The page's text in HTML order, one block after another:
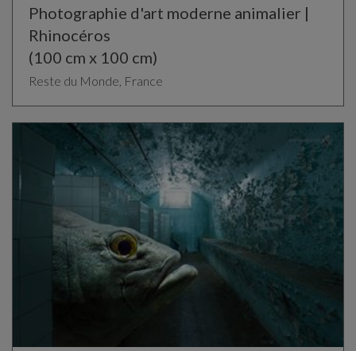
Photographie d'art moderne animalier |
Rhinocéros
(100 cm x 100 cm)
Reste du Monde, France